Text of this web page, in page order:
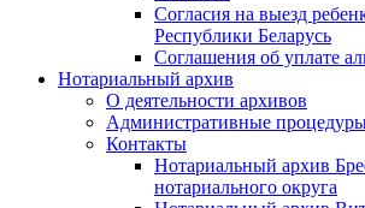
Согласия на выезд
Республики Беларусь
Соглашения об уплате
Нотариальный архив
О деятельности архивов
Административные
Контакты
Нотариальный архив
нотариального округа